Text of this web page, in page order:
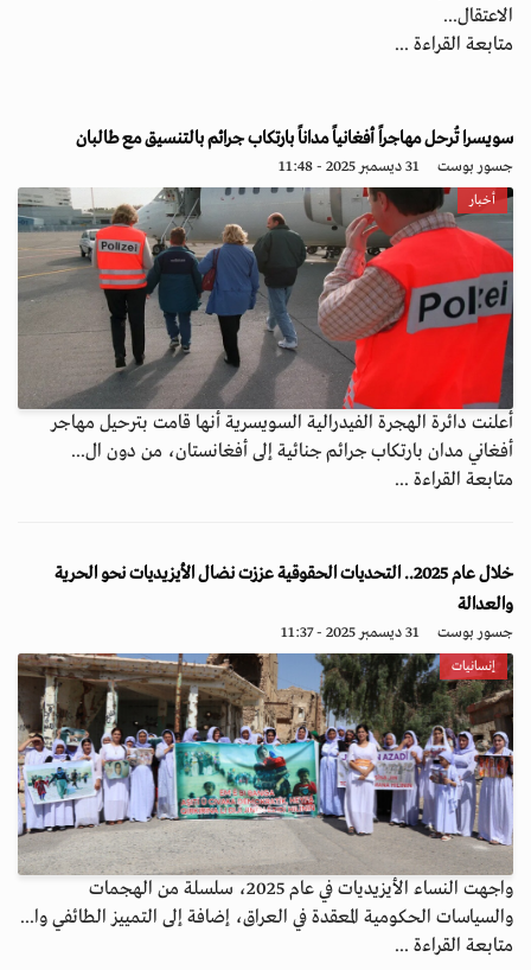
الاعتقال...
متابعة القراءة ...
سويسرا تُرحل مهاجراً أفغانياً مداناً بارتكاب جرائم بالتنسيق مع طالبان
جسور بوست 31 ديسمبر 2025 - 11:48
أخبار
أعلنت دائرة الهجرة الفيدرالية السويسرية أنها قامت بترحيل مهاجر
أفغاني مدان بارتكاب جرائم جنائية إلى أفغانستان، من دون ال...
متابعة القراءة ...
خلال عام 2025.. التحديات الحقوقية عززت نضال الأيزيديات نحو الحرية
والعدالة
جسور بوست 31 ديسمبر 2025 - 11:37
إنسانيات
واجهت النساء الأيزيديات في عام 2025، سلسلة من الهجمات
والسياسات الحكومية المعقدة في العراق، إضافة إلى التمييز الطائفي وا...
متابعة القراءة ...